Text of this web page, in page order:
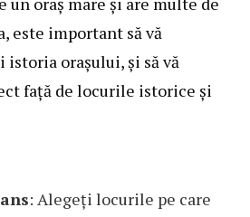
este important să vă
orașului, și să vă
față de locurile istorice și
: Alegeți locurile pe care